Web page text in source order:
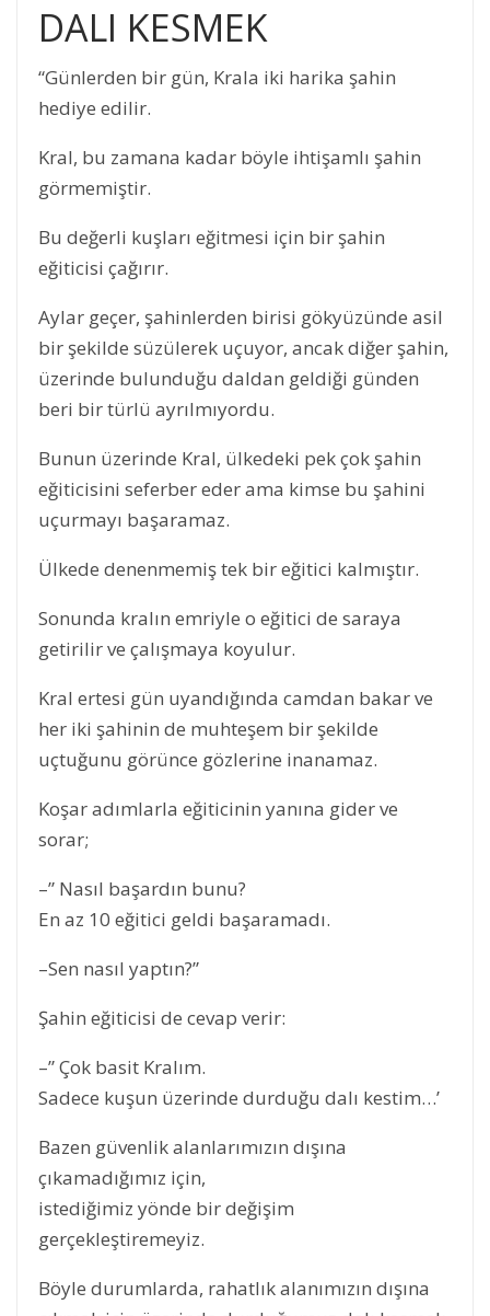
DALI KESMEK
“Günlerden bir gün, Krala iki harika şahin
hediye edilir.
Kral, bu zamana kadar böyle ihtişamlı şahin
görmemiştir.
Bu değerli kuşları eğitmesi için bir şahin
eğiticisi çağırır.
Aylar geçer, şahinlerden birisi gökyüzünde asil
bir şekilde süzülerek uçuyor, ancak diğer şahin,
üzerinde bulunduğu daldan geldiği günden
beri bir türlü ayrılmıyordu.
Bunun üzerinde Kral, ülkedeki pek çok şahin
eğiticisini seferber eder ama kimse bu şahini
uçurmayı başaramaz.
Ülkede denenmemiş tek bir eğitici kalmıştır.
Sonunda kralın emriyle o eğitici de saraya
getirilir ve çalışmaya koyulur.
Kral ertesi gün uyandığında camdan bakar ve
her iki şahinin de muhteşem bir şekilde
uçtuğunu görünce gözlerine inanamaz.
Koşar adımlarla eğiticinin yanına gider ve
sorar;
–” Nasıl başardın bunu?
En az 10 eğitici geldi başaramadı.
–Sen nasıl yaptın?”
Şahin eğiticisi de cevap verir:
–” Çok basit Kralım.
Sadece kuşun üzerinde durduğu dalı kestim…’
Bazen güvenlik alanlarımızın dışına
çıkamadığımız için,
istediğimiz yönde bir değişim
gerçekleştiremeyiz.
Böyle durumlarda, rahatlık alanımızın dışına